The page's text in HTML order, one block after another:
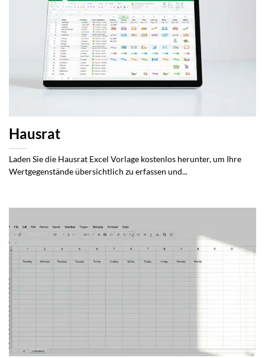
Hausrat
Laden Sie die Hausrat Excel Vorlage kostenlos herunter, um Ihre
Wertgegenstände übersichtlich zu erfassen und...